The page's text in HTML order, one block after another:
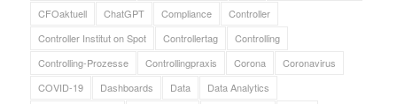
CFOaktuell
ChatGPT Compliance
Controller
Controller Institut on Spot
Controllertag
Controlling
Controlling-Prozesse
Controllingpraxis Corona
Coronavirus
COVID-19
Dashboards Data
Data Analytics